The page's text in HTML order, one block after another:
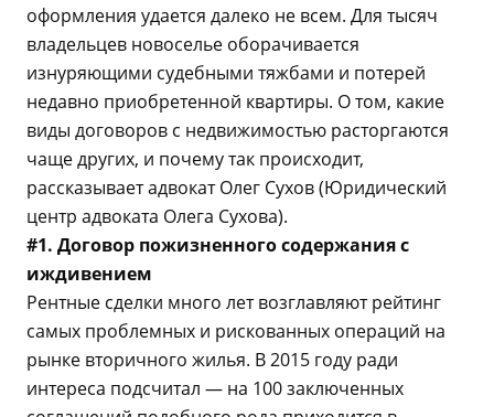
оформления удается далеко не всем. Для тысяч
владельцев новоселье оборачивается
изнуряющими судебными тяжбами и потерей
недавно приобретенной квартиры. О том, какие
виды договоров с недвижимостью расторгаются
чаще других, и почему так происходит,
рассказывает адвокат Олег Сухов (Юридический
центр адвоката Олега Сухова).
#1. Договор пожизненного содержания с
иждивением
Рентные сделки много лет возглавляют рейтинг
самых проблемных и рискованных операций на
рынке вторичного жилья. В 2015 году ради
интереса подсчитал — на 100 заключенных